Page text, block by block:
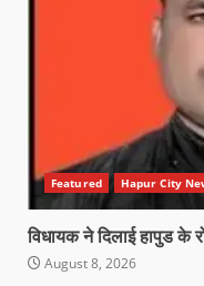
Featured Hapur City
विधायक ने दिलाई हापुड के
August 8, 2026